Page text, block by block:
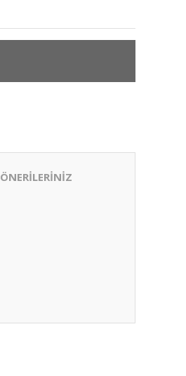
ÖNERİLERİNİZ